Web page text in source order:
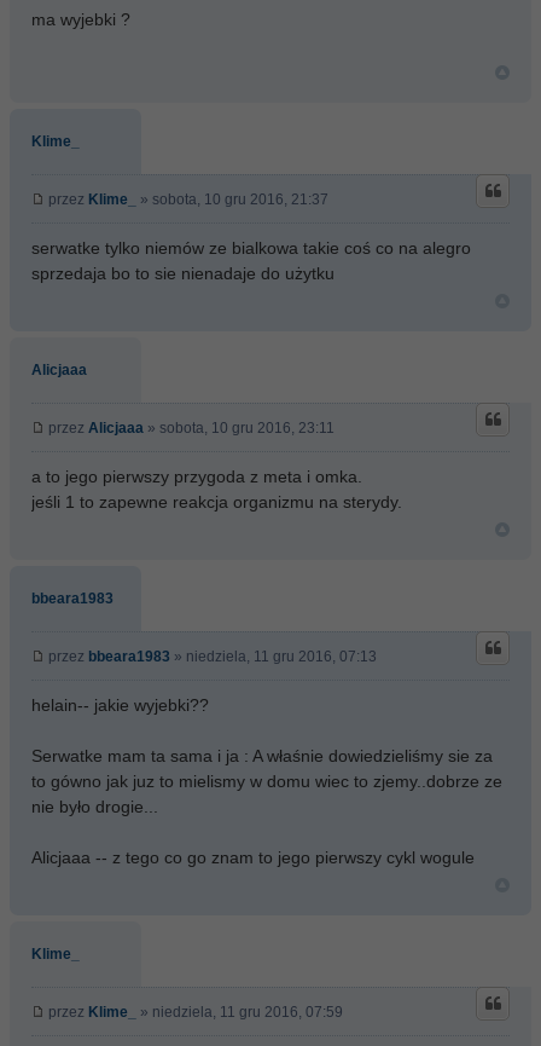
ma wyjebki ?
Klime_
przez Klime_ » sobota, 10 gru 2016, 21:37
serwatke tylko niemów ze bialkowa takie coś co na alegro
sprzedaja bo to sie nienadaje do użytku
Alicjaaa
przez Alicjaaa » sobota, 10 gru 2016, 23:11
a to jego pierwszy przygoda z meta i omka.
jeśli 1 to zapewne reakcja organizmu na sterydy.
bbeara1983
przez bbeara1983 » niedziela, 11 gru 2016, 07:13
helain-- jakie wyjebki??
Serwatke mam ta sama i ja : A właśnie dowiedzieliśmy sie za
to gówno jak juz to mielismy w domu wiec to zjemy..dobrze ze
nie było drogie...
Alicjaaa -- z tego co go znam to jego pierwszy cykl wogule
Klime_
przez Klime_ » niedziela, 11 gru 2016, 07:59